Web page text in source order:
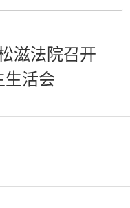
滋法院召开
活会